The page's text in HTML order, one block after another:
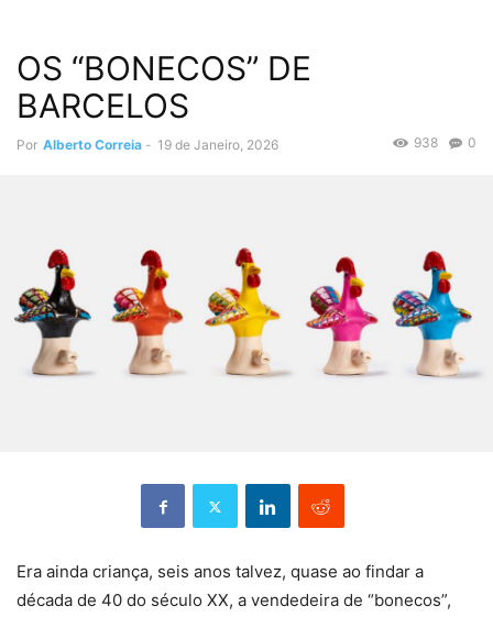
OS “BONECOS” DE
BARCELOS
Por Alberto Correia - 19 de Janeiro, 2026 0
938
Era ainda criança, seis anos talvez, quase ao findar a
década de 40 do século XX, a vendedeira de “bonecos”,